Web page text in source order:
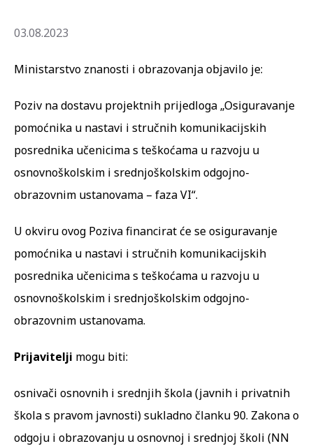
03.08.2023
Ministarstvo znanosti i obrazovanja objavilo je:
Poziv na dostavu projektnih prijedloga „Osiguravanje
pomoćnika u nastavi i stručnih komunikacijskih
posrednika učenicima s teškoćama u razvoju u
osnovnoškolskim i srednjoškolskim odgojno-
obrazovnim ustanovama – faza VI“.
U okviru ovog Poziva financirat će se osiguravanje
pomoćnika u nastavi i stručnih komunikacijskih
posrednika učenicima s teškoćama u razvoju u
osnovnoškolskim i srednjoškolskim odgojno-
obrazovnim ustanovama.
Prijavitelji mogu biti:
osnivači osnovnih i srednjih škola (javnih i privatnih
škola s pravom javnosti) sukladno članku 90. Zakona o
odgoju i obrazovanju u osnovnoj i srednjoj školi (NN